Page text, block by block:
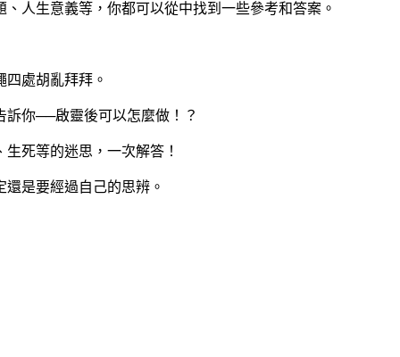
人生意義等，你都可以從中找到一些參考和答案。
處胡亂拜拜。
訴你──啟靈後可以怎麼做！？
死等的迷思，一次解答！
是要經過自己的思辨。